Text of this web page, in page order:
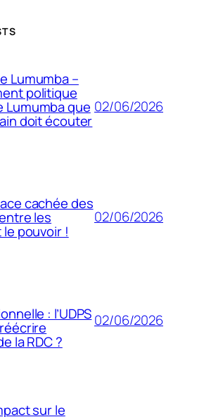
Lumumba –
politique
Lumumba que
doit écouter
02/06/2026
cachée des
les
pouvoir !
02/06/2026
: l’UDPS
la RDC ?
02/06/2026
sur le